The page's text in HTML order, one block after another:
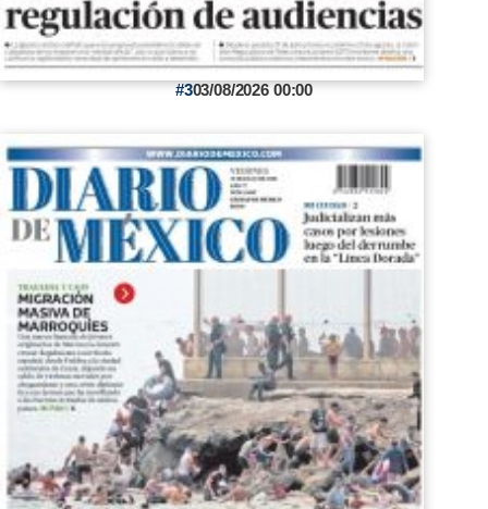
303/08/2026 00:00